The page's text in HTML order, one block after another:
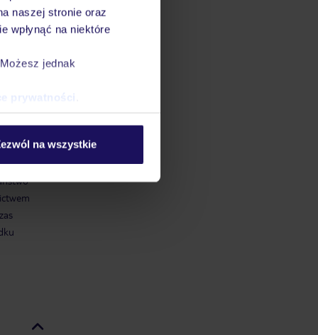
naszej stronie oraz
wpłynąć na niektóre
jednak
prywatności
na wszystkie